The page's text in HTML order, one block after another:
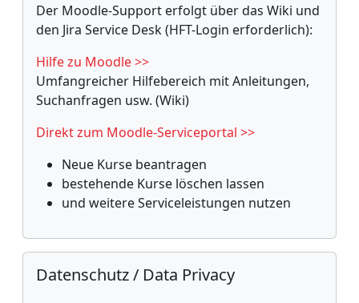
Der Moodle-Support erfolgt über das Wiki und
den Jira Service Desk (HFT-Login erforderlich):
Hilfe zu Moodle >>
Umfangreicher Hilfebereich mit Anleitungen,
Suchanfragen usw. (Wiki)
Direkt zum Moodle-Serviceportal >>
Neue Kurse beantragen
bestehende Kurse löschen lassen
und weitere Serviceleistungen nutzen
Skip Datenschutz / Data Privacy
Datenschutz / Data Privacy